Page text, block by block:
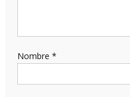
Nombre *